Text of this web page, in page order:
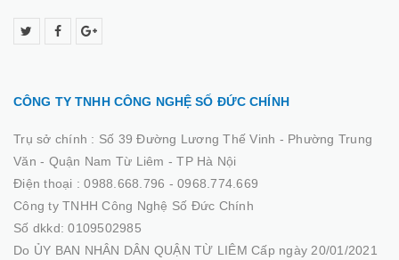
CÔNG TY TNHH CÔNG NGHỆ SỐ ĐỨC CHÍNH
Trụ sở chính : Số 39 Đường Lương Thế Vinh - Phường Trung
Văn - Quận Nam Từ Liêm - TP Hà Nội
Điện thoại :0988.668.796 - 0968.774.669
Công ty TNHH Công Nghệ Số Đức Chính
Số dkkd: 0109502985
Do ỦY BAN NHÂN DÂN QUẬN TỪ LIÊM Cấp ngày 20/01/2021